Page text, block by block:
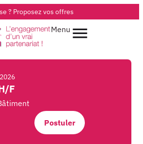
? Proposez vos offres
Menu
F
Postuler